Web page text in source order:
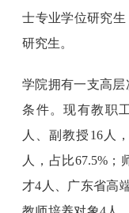
士专业学位研究生
研究生。
学院拥有一支高
条件。现有教职
人、副教授16人
人，占比67.5%
才4人、广东省高